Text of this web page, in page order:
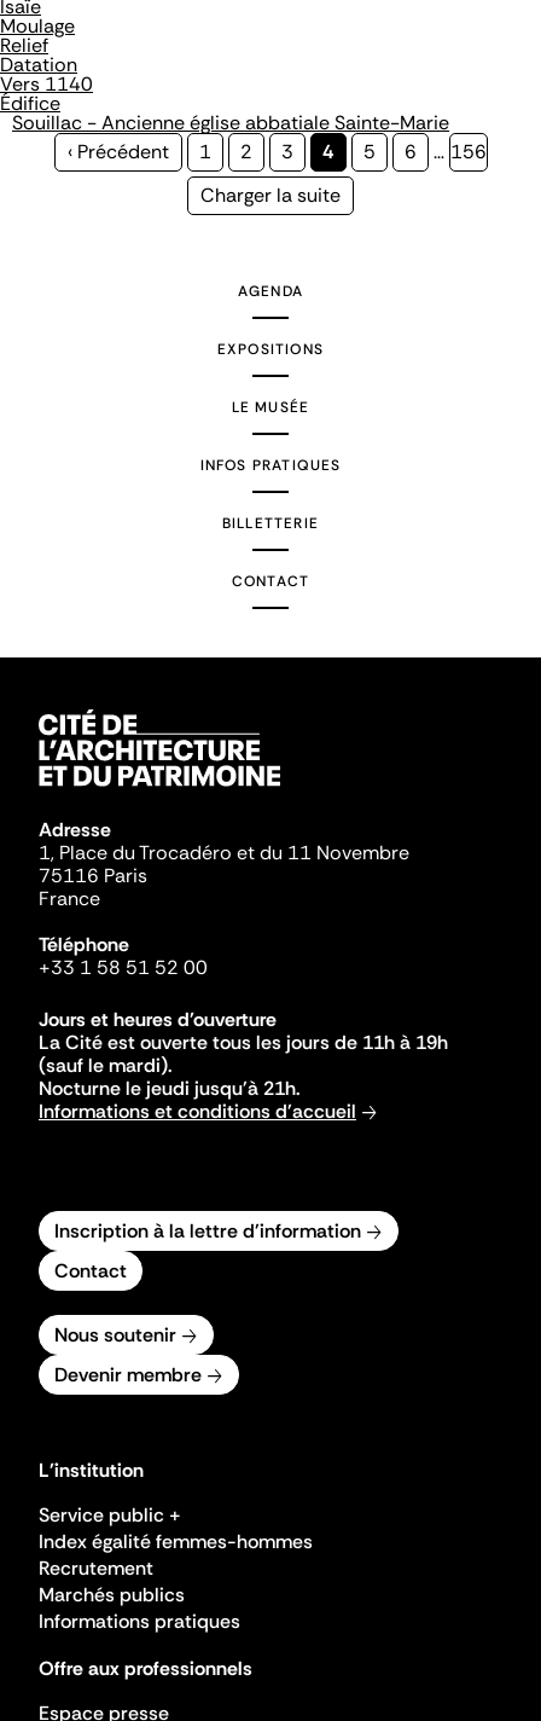
Isaïe
Moulage
Relief
Datation
Vers 1140
Édifice
Souillac - Ancienne église abbatiale Sainte-Marie
Page
‹ Précédent Page
1 Page
2 Page
3
Page
courante
4 Page
5 Page
6 … Page
156
Page
Charger la suite
AGENDA
EXPOSITIONS
LE MUSÉE
INFOS PRATIQUES
BILLETTERIE
CONTACT
Adresse
1, Place du Trocadéro et du 11 Novembre
75116 Paris
France
Téléphone
+33 1 58 51 52 00
Jours et heures d'ouverture
La Cité est ouverte tous les jours de 11h à 19h
(sauf le mardi).
Nocturne le jeudi jusqu'à 21h.
Informations et conditions d'accueil
Inscription à la lettre d'information
Contact
Nous soutenir
Devenir membre
L'institution
Service public +
Index égalité femmes-hommes
Recrutement
Marchés publics
Informations pratiques
Offre aux professionnels
Espace presse